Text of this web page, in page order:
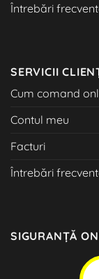
Întrebări
SERVICII
Cum comand
Contul meu
Facturi
Întrebări
SIGURANȚĂ